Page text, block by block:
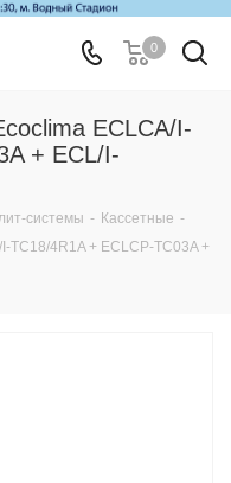
0
ECLCA/I-
+ ECL/I-
системы - Кассетные -
TC18/4R1A + ECLCP-TC03A +